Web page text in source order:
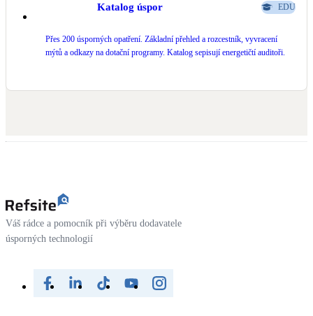
Katalog úspor EDU
Přes 200 úsporných opatření. Základní přehled a rozcestník, vyvracení
mýtů a odkazy na dotační programy. Katalog sepisují energetičtí auditoři.
Váš rádce a pomocník při výběru dodavatele
úsporných technologií